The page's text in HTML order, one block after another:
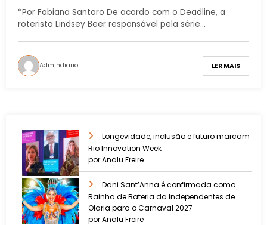
*Por Fabiana Santoro De acordo com o Deadline, a
roterista Lindsey Beer responsável pela série…
Admindiario LER MAIS
Longevidade, inclusão e futuro marcam
Rio Innovation Week
por Analu Freire
Dani Sant’Anna é confirmada como
Rainha de Bateria da Independentes de
Olaria para o Carnaval 2027
por Analu Freire